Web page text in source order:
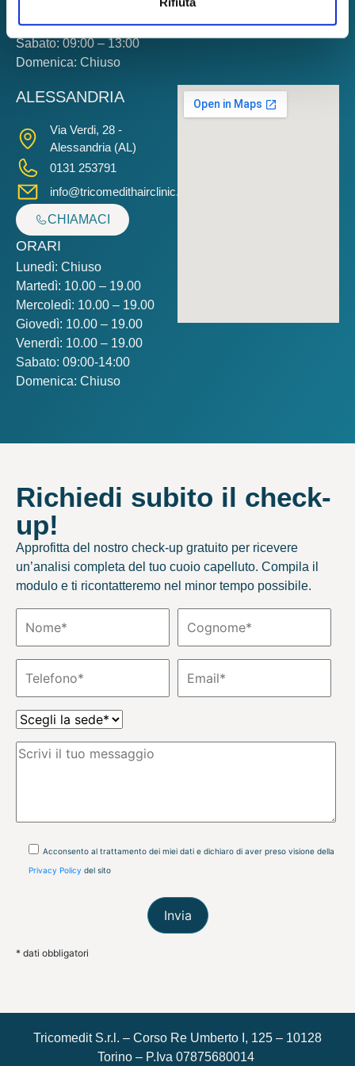
Venerdì: 09:30 – 19:30
Sabato: 09:00 – 13:00
Domenica: Chiuso
ALESSANDRIA
Via Verdi, 28 -
Alessandria (AL)
0131 253791
info@tricomedithairclinic.it
CHIAMACI
ORARI
Lunedì: Chiuso
Martedì: 10.00 – 19.00
Mercoledì: 10.00 – 19.00
Giovedì: 10.00 – 19.00
Venerdì: 10.00 – 19.00
Sabato: 09:00-14:00
Domenica: Chiuso
Richiedi subito il check-
up!
Approfitta del nostro check-up gratuito per ricevere
un’analisi completa del tuo cuoio capelluto. Compila il
modulo e ti ricontatteremo nel minor tempo possibile.
Acconsento al trattamento dei miei dati e dichiaro di aver preso visione della
Privacy Policy del sito
* dati obbligatori
Tricomedit S.r.l. – Corso Re Umberto I, 125 – 10128
Torino – P.Iva 07875680014